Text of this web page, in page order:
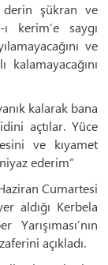
şükran ve
kerim’e saygı
ve
kalarak bana
açtılar. Yüce
ve kıyamet
ederim”
Cumartesi
aldığı Kerbela
açıkladı.